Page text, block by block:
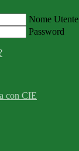
Nome Utente
Password
con CIE